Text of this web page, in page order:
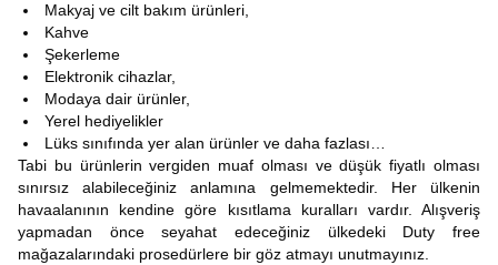
Makyaj ve cilt bakım ürünleri,
Kahve
Şekerleme
Elektronik cihazlar,
Modaya dair ürünler,
Yerel hediyelikler
Lüks sınıfında yer alan ürünler ve daha fazlası…
Tabi bu ürünlerin vergiden muaf olması ve düşük fiyatlı olması
sınırsız alabileceğiniz anlamına gelmemektedir. Her ülkenin
havaalanının kendine göre kısıtlama kuralları vardır. Alışveriş
yapmadan önce seyahat edeceğiniz ülkedeki Duty free
mağazalarındaki prosedürlere bir göz atmayı unutmayınız.